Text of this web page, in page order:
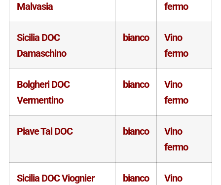
Malvasia
fermo
Sicilia DOC
Damaschino
bianco
Vino
fermo
Bolgheri DOC
Vermentino
bianco
Vino
fermo
Piave Tai DOC bianco
Vino
fermo
Sicilia DOC Viognier bianco
Vino